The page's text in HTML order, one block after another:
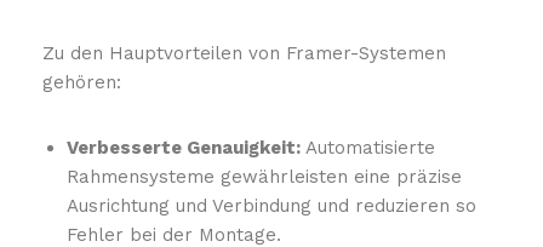
Zu den Hauptvorteilen von Framer-Systemen
gehören:
Verbesserte Genauigkeit: Automatisierte
Rahmensysteme gewährleisten eine präzise
Ausrichtung und Verbindung und reduzieren so
Fehler bei der Montage.